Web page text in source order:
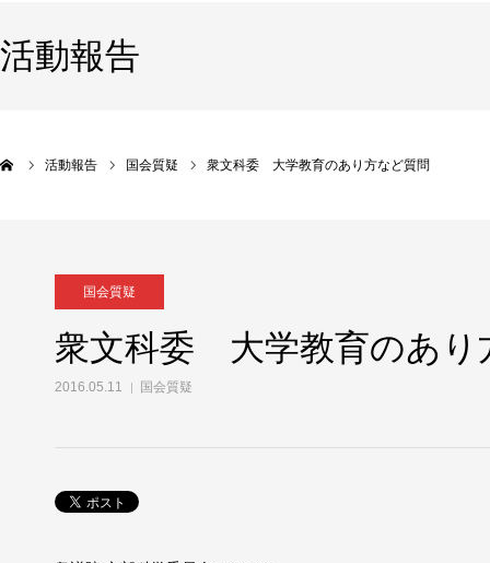
活動報告
活動報告 国会質疑 衆文科委 大学教育のあり方など質問
国会質疑
衆文科委 大学教育のあり
2016.05.11 国会質疑